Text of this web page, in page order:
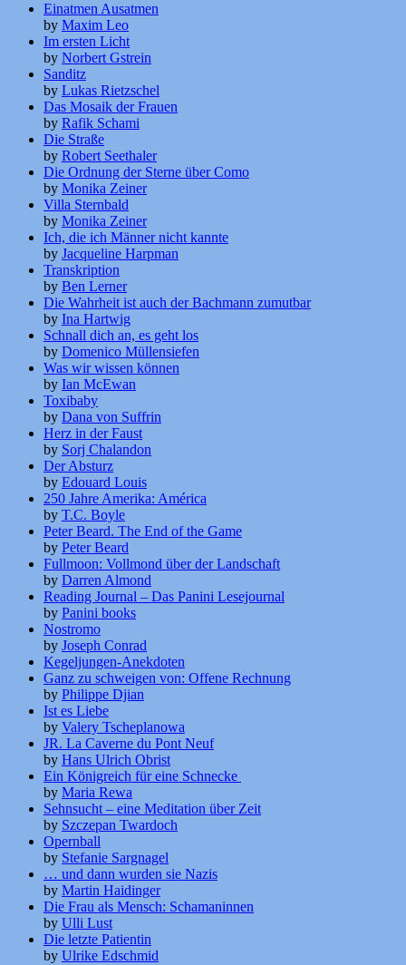
Einatmen Ausatmen
by Maxim Leo
Im ersten Licht
by Norbert Gstrein
Sanditz
by Lukas Rietzschel
Das Mosaik der Frauen
by Rafik Schami
Die Straße
by Robert Seethaler
Die Ordnung der Sterne über Como
by Monika Zeiner
Villa Sternbald
by Monika Zeiner
Ich, die ich Männer nicht kannte
by Jacqueline Harpman
Transkription
by Ben Lerner
Die Wahrheit ist auch der Bachmann zumutbar
by Ina Hartwig
Schnall dich an, es geht los
by Domenico Müllensiefen
Was wir wissen können
by Ian McEwan
Toxibaby
by Dana von Suffrin
Herz in der Faust
by Sorj Chalandon
Der Absturz
by Edouard Louis
250 Jahre Amerika: América
by T.C. Boyle
Peter Beard. The End of the Game
by Peter Beard
Fullmoon: Vollmond über der Landschaft
by Darren Almond
Reading Journal – Das Panini Lesejournal
by Panini books
Nostromo
by Joseph Conrad
Kegeljungen-Anekdoten
Ganz zu schweigen von: Offene Rechnung
by Philippe Djian
Ist es Liebe
by Valery Tscheplanowa
JR. La Caverne du Pont Neuf
by Hans Ulrich Obrist
Ein Königreich für eine Schnecke
by Maria Rewa
Sehnsucht – eine Meditation über Zeit
by Szczepan Twardoch
Opernball
by Stefanie Sargnagel
… und dann wurden sie Nazis
by Martin Haidinger
Die Frau als Mensch: Schamaninnen
by Ulli Lust
Die letzte Patientin
by Ulrike Edschmid